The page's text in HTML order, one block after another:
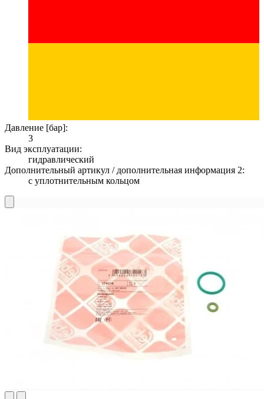
Давление [бар]:
3
Вид эксплуатации:
гидравлический
Дополнительный артикул / дополнительная информация 2:
с уплотнительным кольцом